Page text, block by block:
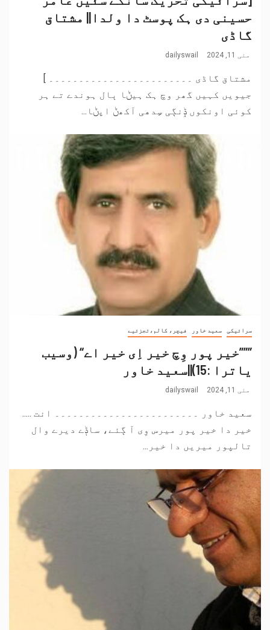
حسینی دی ہک پوسٹ دا ولدا|| مشتاق
گاڈی
مئی 11, 2024 dailyswail
مشتاق گاڈی ۔۔۔۔۔۔۔۔۔۔۔۔۔۔۔۔۔۔۔۔۔۔۔۔ ]
جیویں کہیں گھر وچ ہک ہیݨا ٻال ہوندے تے ہر
کوئی اونکوں ݙِنڳی سِِدھی آکھݨ اپݨا...
سرائیکی سعید خاور فیچر، کالم،تجزئیے
”””خیر پور وِچ خیر اِی خیر اے“ (وسیب
یاترا :15)||سعید خاور
مئی 11, 2024 dailyswail
سعید خاور ۔۔۔۔۔۔۔۔۔۔۔۔۔۔۔۔۔۔۔۔۔۔۔۔ انت .....
خیر دا خیر پور میرس وِی آ ڳئے، ساݙے دیرے وال
تالپور میریں دا خیر...